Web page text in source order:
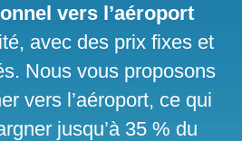
vers l’aéroport
avec des prix fixes et
Nous vous proposons
vers l’aéroport, ce qui
jusqu’à 35 % du